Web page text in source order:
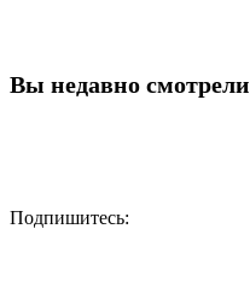
Вы недавно смотрели
Подпишитесь: